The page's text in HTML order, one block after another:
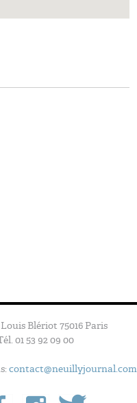
Blériot 75016 Paris
01 53 92 09 00
contact@neuillyjournal.com